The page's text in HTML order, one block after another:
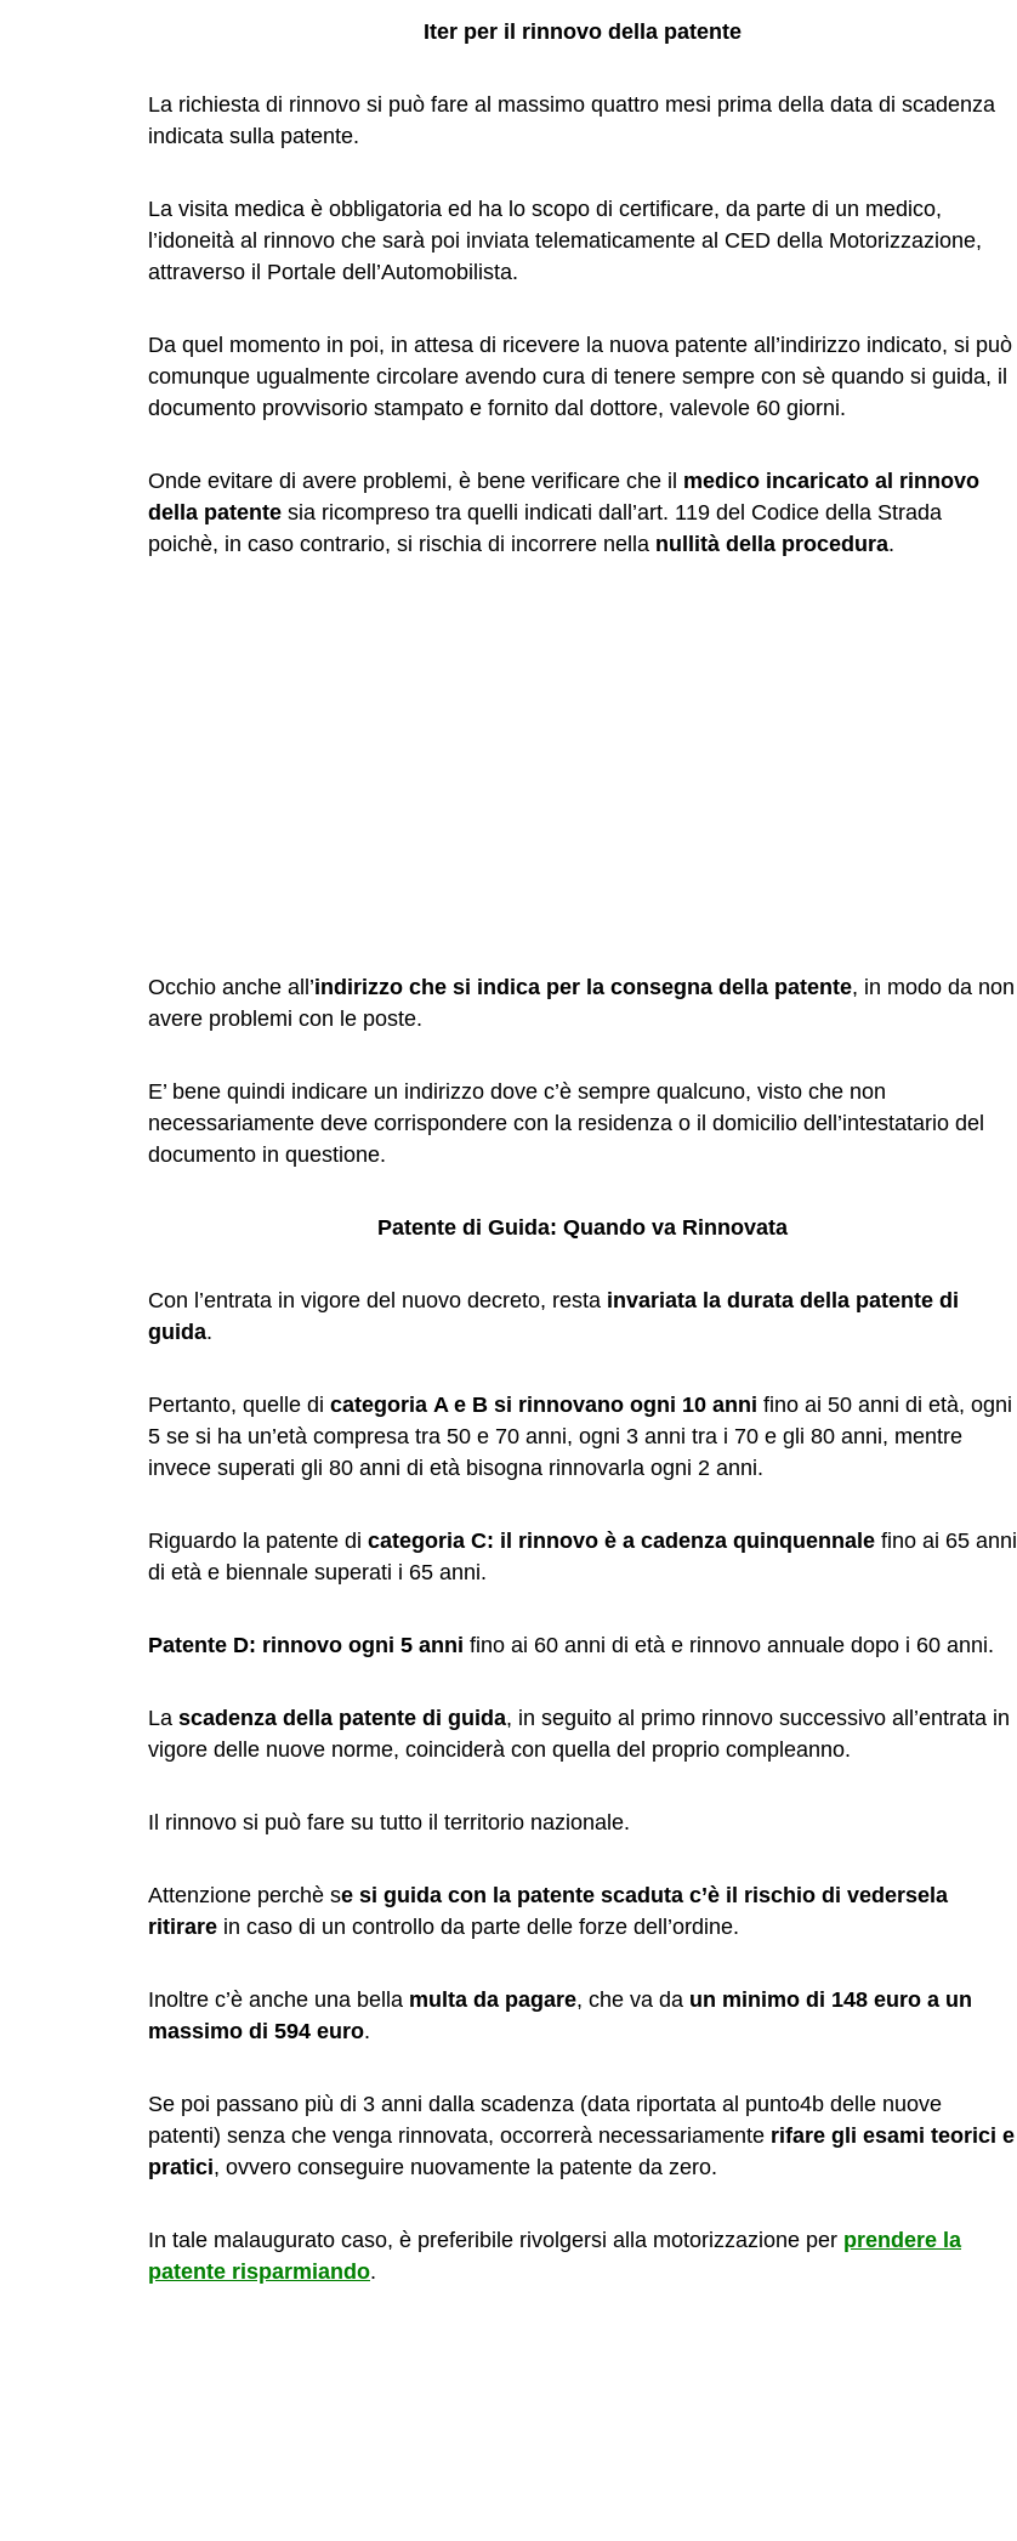
Iter per il rinnovo della patente
La richiesta di rinnovo si può fare al massimo quattro mesi prima della data di scadenza
indicata sulla patente.
La visita medica è obbligatoria ed ha lo scopo di certificare, da parte di un medico,
l’idoneità al rinnovo che sarà poi inviata telematicamente al CED della Motorizzazione,
attraverso il Portale dell’Automobilista.
Da quel momento in poi, in attesa di ricevere la nuova patente all’indirizzo indicato, si può
comunque ugualmente circolare avendo cura di tenere sempre con sè quando si guida, il
documento provvisorio stampato e fornito dal dottore, valevole 60 giorni.
Onde evitare di avere problemi, è bene verificare che il medico incaricato al rinnovo
della patente sia ricompreso tra quelli indicati dall’art. 119 del Codice della Strada
poichè, in caso contrario, si rischia di incorrere nella nullità della procedura.
Occhio anche all’indirizzo che si indica per la consegna della patente, in modo da non
avere problemi con le poste.
E’ bene quindi indicare un indirizzo dove c’è sempre qualcuno, visto che non
necessariamente deve corrispondere con la residenza o il domicilio dell’intestatario del
documento in questione.
Patente di Guida: Quando va Rinnovata
Con l’entrata in vigore del nuovo decreto, resta invariata la durata della patente di
guida.
Pertanto, quelle di categoria A e B si rinnovano ogni 10 anni fino ai 50 anni di età, ogni
5 se si ha un’età compresa tra 50 e 70 anni, ogni 3 anni tra i 70 e gli 80 anni, mentre
invece superati gli 80 anni di età bisogna rinnovarla ogni 2 anni.
Riguardo la patente di categoria C: il rinnovo è a cadenza quinquennale fino ai 65 anni
di età e biennale superati i 65 anni.
Patente D: rinnovo ogni 5 anni fino ai 60 anni di età e rinnovo annuale dopo i 60 anni.
La scadenza della patente di guida, in seguito al primo rinnovo successivo all’entrata in
vigore delle nuove norme, coinciderà con quella del proprio compleanno.
Il rinnovo si può fare su tutto il territorio nazionale.
Attenzione perchè se si guida con la patente scaduta c’è il rischio di vedersela
ritirare in caso di un controllo da parte delle forze dell’ordine.
Inoltre c’è anche una bella multa da pagare, che va da un minimo di 148 euro a un
massimo di 594 euro.
Se poi passano più di 3 anni dalla scadenza (data riportata al punto4b delle nuove
patenti) senza che venga rinnovata, occorrerà necessariamente rifare gli esami teorici e
pratici, ovvero conseguire nuovamente la patente da zero.
In tale malaugurato caso, è preferibile rivolgersi alla motorizzazione per prendere la
patente risparmiando.